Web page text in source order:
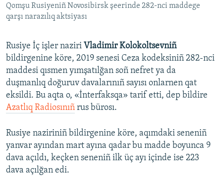
QOŞULIÑIZ!
RFE/RS bütün saytları
Qomşu Rusiyeniñ Novosibirsk şeerinde 282-nci maddege
qarşı narazılıq aktsiyası
Rusiye İç işler naziri Vladimir Kolokoltsevniñ
bildirgenine köre, 2019 senesi Ceza kodeksiniñ 282-nci
maddesi qısmen yımşatılğan soñ nefret ya da
duşmanlıq doğuruv davalarınıñ sayısı onlarnen qat
eksildi. Bu aqta o, «İnterfaksqa» tarif etti, dep bildire
Azatlıq Radiosınıñ rus bürosı.
Rusiye naziriniñ bildirgenine köre, aqımdaki seneniñ
yanvar ayından mart ayına qadar bu madde boyunca 9
dava açıldı, keçken seneniñ ilk üç ayı içinde ise 223
dava açılğan edi.